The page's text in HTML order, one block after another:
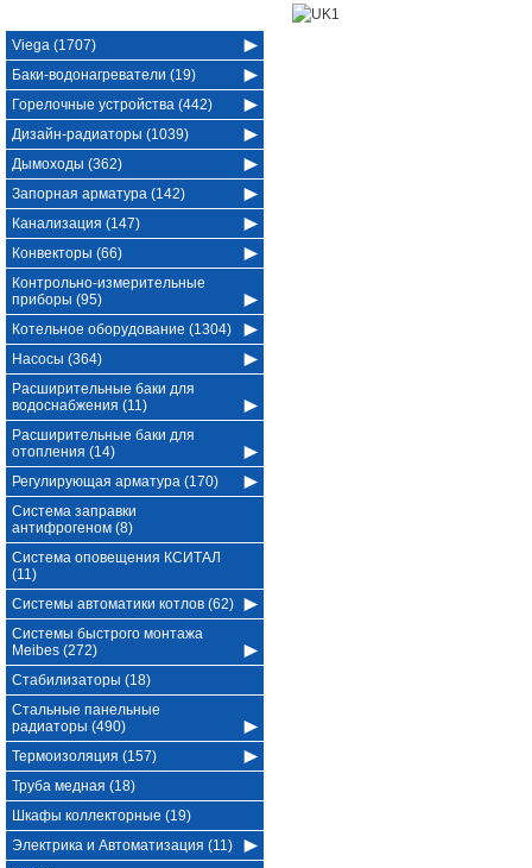
Viega (1707)
Баки-водонагреватели (19)
Горелочные устройства (442)
Дизайн-радиаторы (1039)
Дымоходы (362)
Запорная арматура (142)
Канализация (147)
Конвекторы (66)
Контрольно-измерительные
приборы (95)
Котельное оборудование (1304)
Насосы (364)
Расширительные баки для
водоснабжения (11)
Расширительные баки для
отопления (14)
Регулирующая арматура (170)
Система заправки
антифрогеном (8)
Система оповещения КСИТАЛ
(11)
Системы автоматики котлов (62)
Системы быстрого монтажа
Meibes (272)
Стабилизаторы (18)
Стальные панельные
радиаторы (490)
Термоизоляция (157)
Труба медная (18)
Шкафы коллекторные (19)
Электрика и Автоматизация (11)